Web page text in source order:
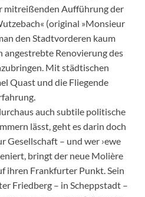
mitreißenden Aufführung der
(original »Monsieur
den Stadtvorderen kaum
angestrebte Renovierung des
Mit städtischen
Quast und die Fliegende
auch subtile politische
lässt, geht es darin doch
Gesellschaft – und wer ›ewe
bringt der neue Molière
ihren Frankfurter Punkt. Sein
Friedberg – in Scheppstadt –